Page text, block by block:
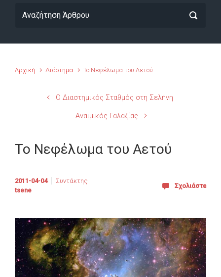
Αρχική Διάστημα Το Νεφέλωμα του Αετού
Ο Διαστημικός Σταθμός στη Σελήνη
Αναιμικός Γαλαξίας
Το Νεφέλωμα του Αετού
2011-04-04
Συντάκτης
tsene
Σχολιάστε